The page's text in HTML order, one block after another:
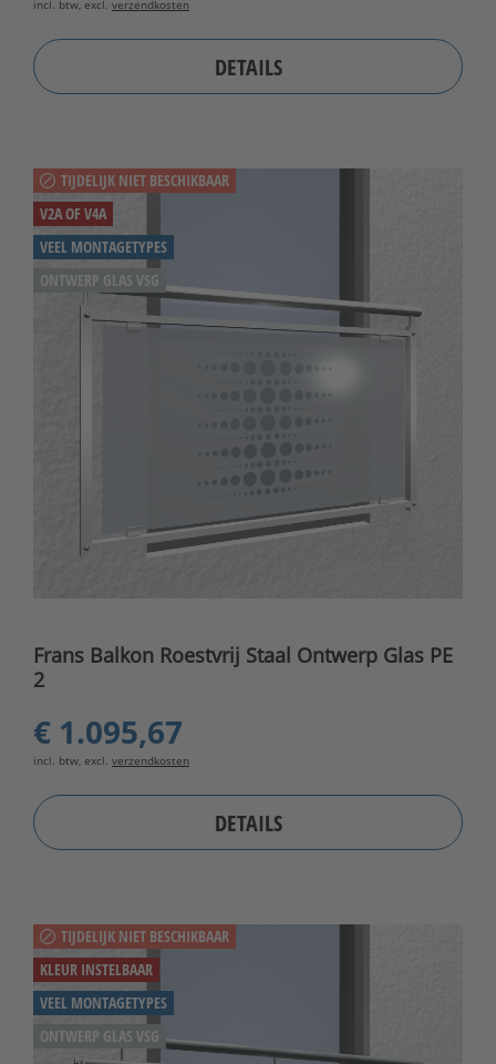
incl. btw, excl. verzendkosten
DETAILS
TIJDELIJK NIET BESCHIKBAAR
V2A OF V4A
VEEL MONTAGETYPES
ONTWERP GLAS VSG
Frans Balkon Roestvrij Staal Ontwerp Glas PE
2
€ 1.095,67
incl. btw, excl. verzendkosten
DETAILS
TIJDELIJK NIET BESCHIKBAAR
KLEUR INSTELBAAR
VEEL MONTAGETYPES
ONTWERP GLAS VSG